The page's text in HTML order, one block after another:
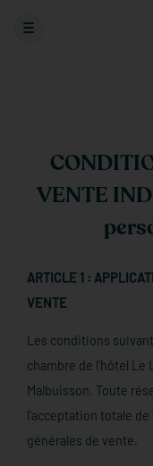
VENTE
ARTICLE 1 :
VENTE
Les conditions
chambre de l'hôtel Le
Malbuisson. Toute
l'acceptation totale
générales de vente.
Date de départ
Annulation ou Modification